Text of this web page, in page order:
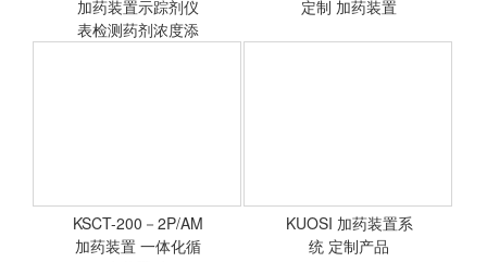
<查看详情>
<查看详情>
<查看详情>
加药装置示踪剂仪
表检测药剂浓度添
<查看详情>
定制 加药装置
KSCT-200－2P/AM
加药装置 一体化循
KUOSI 加药装置系
统 定制产品